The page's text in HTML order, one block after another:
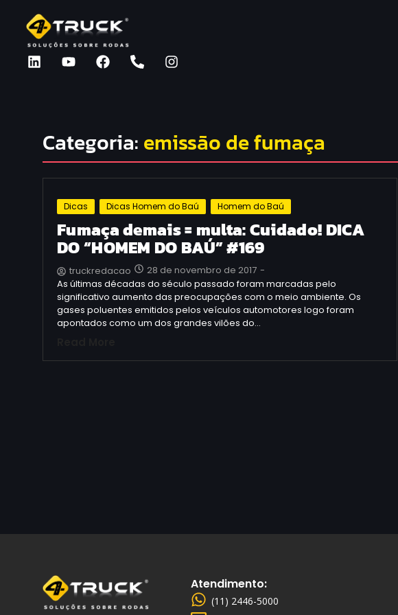
Categoria: emissão de fumaça
Dicas Dicas Homem do Baú Homem do Baú
Fumaça demais = multa: Cuidado! DICA
DO “HOMEM DO BAÚ” #169
truckredacao 28 de novembro de 2017 -
As últimas décadas do século passado foram marcadas pelo
significativo aumento das preocupações com o meio ambiente. Os
gases poluentes emitidos pelos veículos automotores logo foram
apontados como um dos grandes vilões do…
Atendimento:
(11) 2446-5000